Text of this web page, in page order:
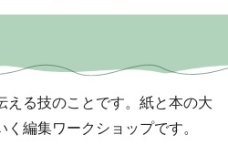
る技のことです。紙と本の大
編集ワークショップです。